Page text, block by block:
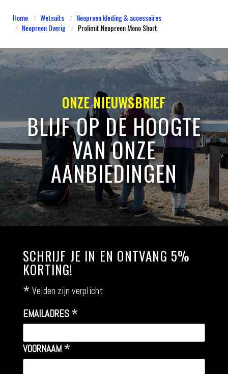
Home Wetsuits
Neopreen kleding & accessoires
Neopreen Overig
​Prolimit Neopreen Mono Short
ONZE NIEUWSBRIEF
BLIJF OP DE HOOGTE
VAN ONZE
AANBIEDINGEN
SCHRIJF JE IN EN ONTVANG 5%
KORTING!
* Velden zijn verplicht
EMAILADRES *
VOORNAAM *